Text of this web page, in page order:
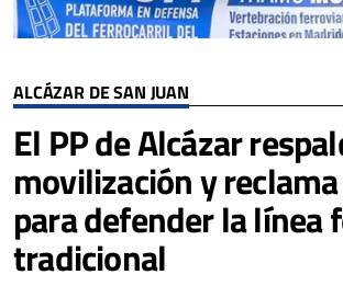
ALCÁZAR DE SAN JUAN
El PP de Alcázar
movilización y
para defender la línea
tradicional